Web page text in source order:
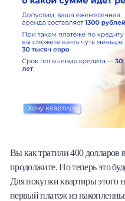
Вы как тратили 400 долларов
продолжите. Но теперь это
Для покупки квартиры этого
первый платеж из